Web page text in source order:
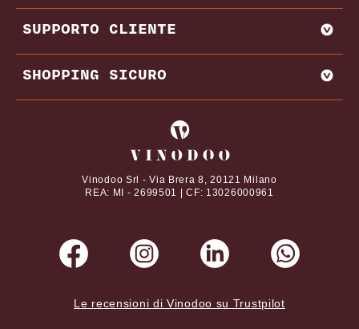
BAROLO
BRUNELLO DI MONTALCINO
CHIANTI
MIGLIORI PRODUTTORI E CANTINE ITALIA
MIGLIORI PRODUTTORI E CANTINE FRANCIA
REGIONI VINICOLE
VITIGNI
DAL NOSTRO MAGAZINE
SUPPORTO CLIENTE
CONTATTI
DOMANDE FREQUENTI
TERMINI E CONDIZIONI
SHOPPING SICURO
I tuoi pagamenti online con
Vinodoo Srl - Via Brera 8, 20121 Milano
REA: MI - 2699501 | CF: 13026000961
Le recensioni di Vinodoo su Trustpilot